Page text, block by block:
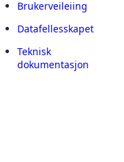
Brukerveileiing
Datafellesskapet
Teknisk
dokumentasjon